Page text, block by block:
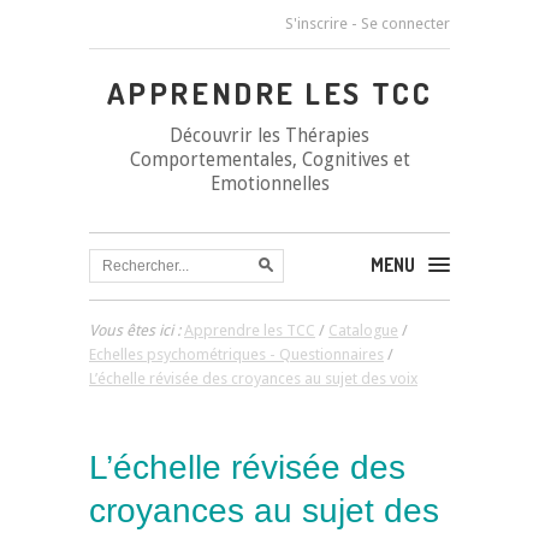
S'inscrire - Se connecter
APPRENDRE LES TCC
Découvrir les Thérapies
Comportementales, Cognitives et
Emotionnelles
MENU
Vous êtes ici :Apprendre les TCC / Catalogue /
Echelles psychométriques - Questionnaires /
L’échelle révisée des croyances au sujet des voix
L’échelle révisée des
croyances au sujet des